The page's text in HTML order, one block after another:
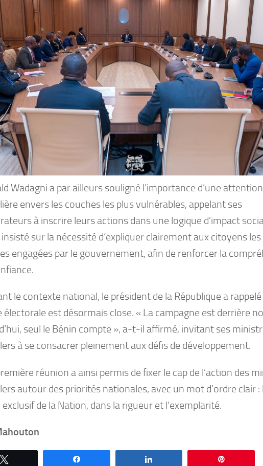
Wadagni a par ailleurs souligné l’importance d’une attention
envers les couches les plus vulnérables, appelant ses
à inscrire leurs actions dans une logique d’impact
insisté sur la nécessité d’expliquer clairement aux citoyens les
engagées par le gouvernement, afin de renforcer la
le contexte national, le président de la République a
électorale est désormais close. « La campagne est derrière
seul le Bénin compte », a-t-il affirmé, invitant ses
à se consacrer pleinement aux défis de développement.
réunion a ainsi permis de fixer le cap de l’action des
autour des priorités nationales, avec un mot d’ordre clair :
de la Nation, dans la rigueur et l’exemplarité.